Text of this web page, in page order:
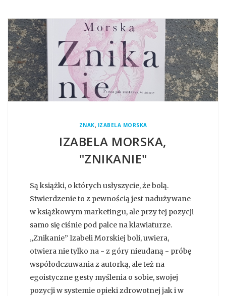
ZNAK, IZABELA MORSKA
IZABELA MORSKA,
"ZNIKANIE"
Są książki, o których usłyszycie, że bolą.
Stwierdzenie to z pewnością jest nadużywane
w książkowym marketingu, ale przy tej pozycji
samo się ciśnie pod palce na klawiaturze.
„Znikanie” Izabeli Morskiej boli, uwiera,
otwiera nie tylko na - z góry nieudaną - próbę
współodczuwania z autorką, ale też na
egoistyczne gesty myślenia o sobie, swojej
pozycji w systemie opieki zdrowotnej jak i w